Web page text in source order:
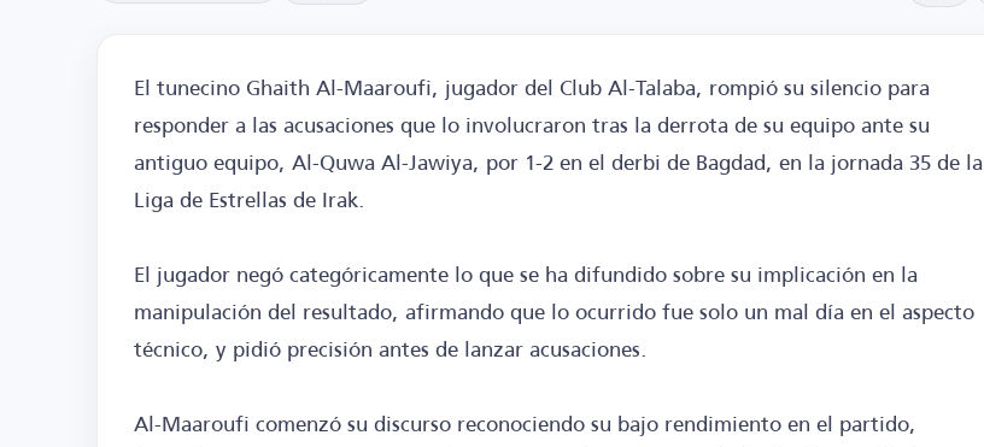
El tunecino Ghaith Al-Maaroufi, jugador del Club Al-Talaba, rompió su silencio para
responder a las acusaciones que lo involucraron tras la derrota de su equipo ante su
antiguo equipo, Al-Quwa Al-Jawiya, por 1-2 en el derbi de Bagdad, en la jornada 35 de la
Liga de Estrellas de Irak.
El jugador negó categóricamente lo que se ha difundido sobre su implicación en la
manipulación del resultado, afirmando que lo ocurrido fue solo un mal día en el aspecto
técnico, y pidió precisión antes de lanzar acusaciones.
Al-Maaroufi comenzó su discurso reconociendo su bajo rendimiento en el partido,